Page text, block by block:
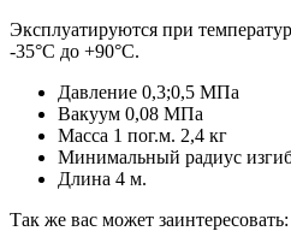
Эксплуатируются при
-35°С до +90°С.
Давление 0,3;0,5 МПа
Вакуум 0,08 МПа
Масса 1 пог.м. 2,4 кг
Минимальный радиус
Длина 4 м.
Так же вас может заинтересовать: